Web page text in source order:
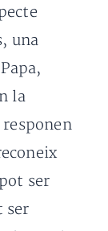
una
la
ser
ser